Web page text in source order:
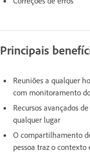
Principais
Reuniões a qualquer
com monitoramento
Recursos avançados
qualquer lugar
O compartilhamento
pessoa traz o contexto